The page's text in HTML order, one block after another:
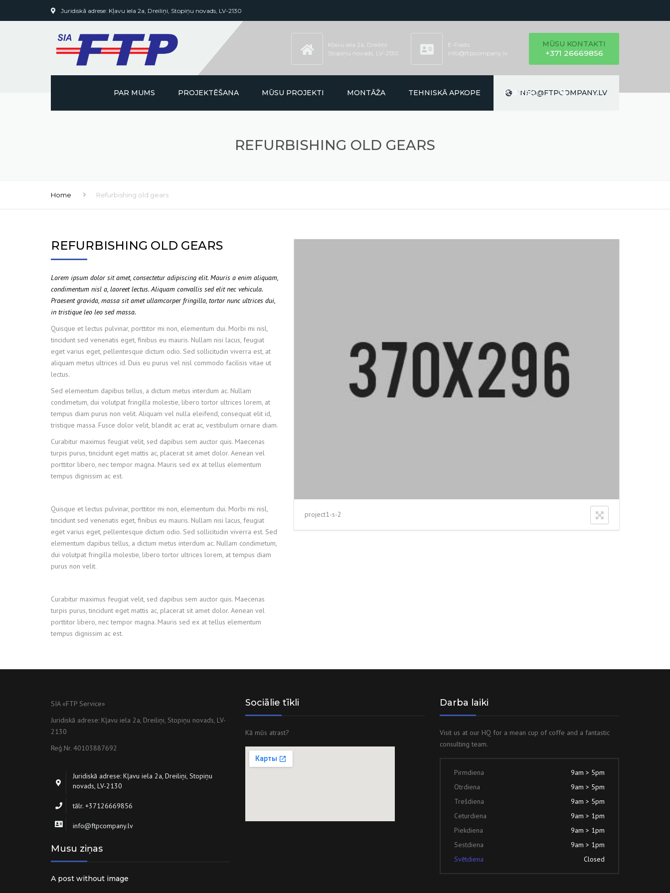
Juridiskā adrese: Kļavu iela 2a, Dreiliņi, Stopiņu novads, LV-2130
Kļavu iela 2a, Dreiliņi
Stopiņu novads, LV-2130
E-Pasts
info@ftpcompany.lv
MŪSU KONTAKTI
+371 26669856
INFO@FTPCOMPANY.LV
PAR MUMS PROJEKTĒŠANA MŪSU PROJEKTI MONTĀŽA TEHNISKĀ APKOPE KONTAKTI
REFURBISHING OLD GEARS
Home Refurbishing old gears
REFURBISHING OLD GEARS
Lorem ipsum dolor sit amet, consectetur adipiscing elit. Mauris a enim aliquam,
condimentum nisl a, laoreet lectus. Aliquam convallis sed elit nec vehicula.
Praesent gravida, massa sit amet ullamcorper fringilla, tortor nunc ultrices dui,
in tristique leo leo sed massa.
Quisque et lectus pulvinar, porttitor mi non, elementum dui. Morbi mi nisl,
tincidunt sed venenatis eget, finibus eu mauris. Nullam nisi lacus, feugiat
eget varius eget, pellentesque dictum odio. Sed sollicitudin viverra est, at
aliquam metus ultrices id. Duis eu purus vel nisl commodo facilisis vitae ut
lectus.
Sed elementum dapibus tellus, a dictum metus interdum ac. Nullam
condimetum, dui volutpat fringilla molestie, libero tortor ultrices lorem, at
tempus diam purus non velit. Aliquam vel nulla eleifend, consequat elit id,
tristique massa. Fusce dolor velit, blandit ac erat ac, vestibulum ornare diam.
Curabitur maximus feugiat velit, sed dapibus sem auctor quis. Maecenas
turpis purus, tincidunt eget mattis ac, placerat sit amet dolor. Aenean vel
porttitor libero, nec tempor magna. Mauris sed ex at tellus elementum
tempus dignissim ac est.
Quisque et lectus pulvinar, porttitor mi non, elementum dui. Morbi mi nisl,
tincidunt sed venenatis eget, finibus eu mauris. Nullam nisi lacus, feugiat
eget varius eget, pellentesque dictum odio. Sed sollicitudin viverra est. Sed
elementum dapibus tellus, a dictum metus interdum ac. Nullam condimetum,
dui volutpat fringilla molestie, libero tortor ultrices lorem, at tempus diam
purus non velit.
Curabitur maximus feugiat velit, sed dapibus sem auctor quis. Maecenas
turpis purus, tincidunt eget mattis ac, placerat sit amet dolor. Aenean vel
porttitor libero, nec tempor magna. Mauris sed ex at tellus elementum
tempus dignissim ac est.
project1-s-2
SIA «FTP Service»
Juridiskā adrese: Kļavu iela 2a, Dreiliņi, Stopiņu novads, LV-
2130
Reģ.Nr. 40103887692
Juridiskā adrese: Kļavu iela 2a, Dreiliņi, Stopiņu
novads, LV-2130
tālr. +37126669856
info@ftpcompany.lv
Musu ziņas
A post without image
Sociālie tīkli
Kā mūs atrast?
Darba laiki
Visit us at our HQ for a mean cup of coffe and a fantastic
consulting team.
Pirmdiena
9am > 5pm
Otrdiena
9am > 5pm
Trešdiena
9am > 5pm
Ceturdiena
9am > 1pm
Piekdiena
9am > 1pm
Sestdiena
9am > 1pm
Svētdiena
Closed